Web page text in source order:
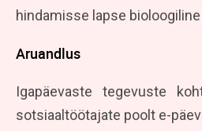
hindamisse lapse bioloogiline
Aruandlus
Igapäevaste tegevuste
sotsiaaltöötajate poolt e-